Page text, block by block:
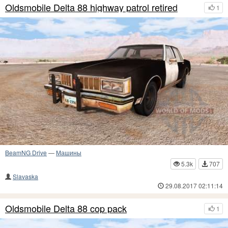
1
Oldsmobile Delta 88 highway patrol retired
BeamNG Drive — Машины
5.3k
707
Slavaska
29.08.2017 02:11:14
1
Oldsmobile Delta 88 cop pack